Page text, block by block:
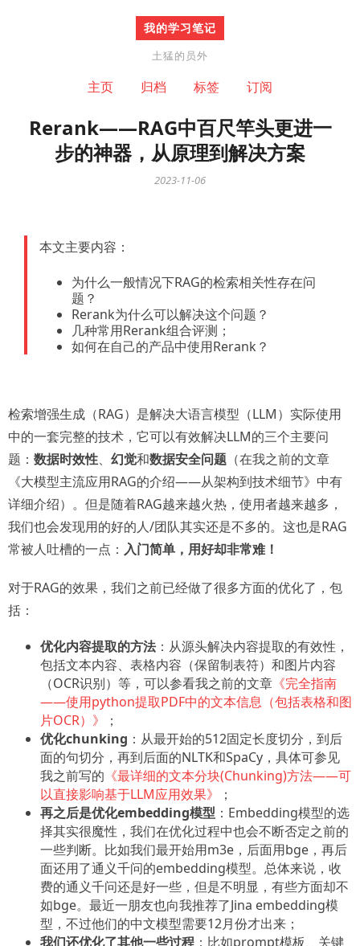
我的学习笔记
土猛的员外
主页 归档 标签 订阅
Rerank——RAG中百尺竿头更进一
步的神器，从原理到解决方案
2023-11-06
本文主要内容：
为什么一般情况下RAG的检索相关性存在问
题？
Rerank为什么可以解决这个问题？
几种常用Rerank组合评测；
如何在自己的产品中使用Rerank？
检索增强生成（RAG）是解决大语言模型（LLM）实际使用
中的一套完整的技术，它可以有效解决LLM的三个主要问
题： 数据时效性、 幻觉和数据安全问题 （在我之前的文章
《大模型主流应用RAG的介绍——从架构到技术细节》中有
详细介绍）。但是随着RAG越来越火热，使用者越来越多，
我们也会发现用的好的人/团队其实还是不多的。这也是RAG
常被人吐槽的一点： 入门简单，用好却非常难！
对于RAG的效果，我们之前已经做了很多方面的优化了，包
括：
优化内容提取的方法：从源头解决内容提取的有效性，
包括文本内容、表格内容（保留制表符）和图片内容
（OCR识别）等，可以参看我之前的文章 《完全指南
——使用python提取PDF中的文本信息（包括表格和图
片OCR）》
；
优化chunking ：从最开始的512固定长度切分，到后
面的句切分，再到后面的NLTK和SpaCy，具体可参见
我之前写的 《最详细的文本分块(Chunking)方法——可
以直接影响基于LLM应用效果》
；
再之后是优化embedding模型 ：Embedding模型的选
择其实很魔性，我们在优化过程中也会不断否定之前的
一些判断。比如我们最开始用m3e，后面用bge，再后
面还用了通义千问的embedding模型。总体来说，收
费的通义千问还是好一些，但是不明显，有些方面却不
如bge。最近一朋友也向我推荐了Jina embedding模
型，不过他们的中文模型需要12月份才出来；
我们还优化了其他一些过程 ：比如prompt模板、关键